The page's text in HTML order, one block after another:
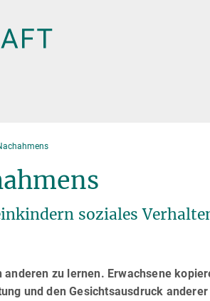
soziales
zu lernen. Erwachsene
und den Gesichtsausdruck